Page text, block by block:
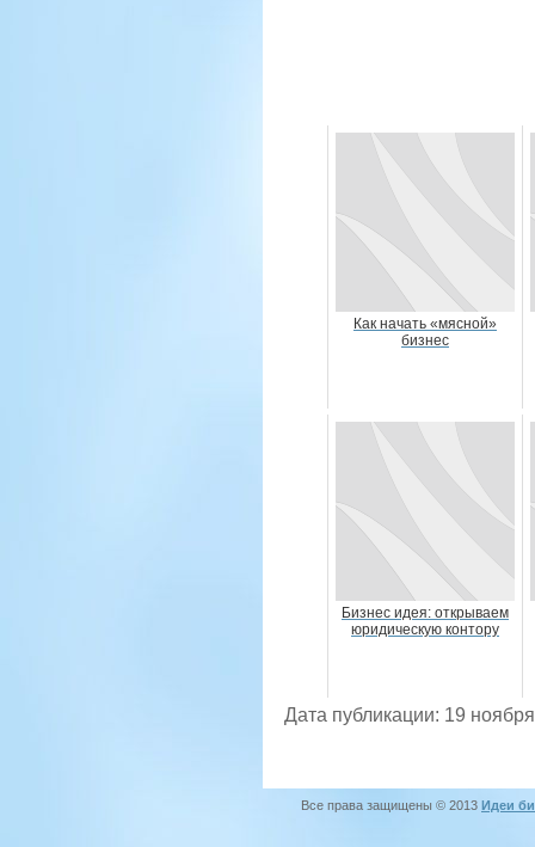
Как начать «мясной»
бизнес
Бизнес идея: открываем
юридическую контору
Дата публикации: 19
Все права защищены © 2013 Идеи